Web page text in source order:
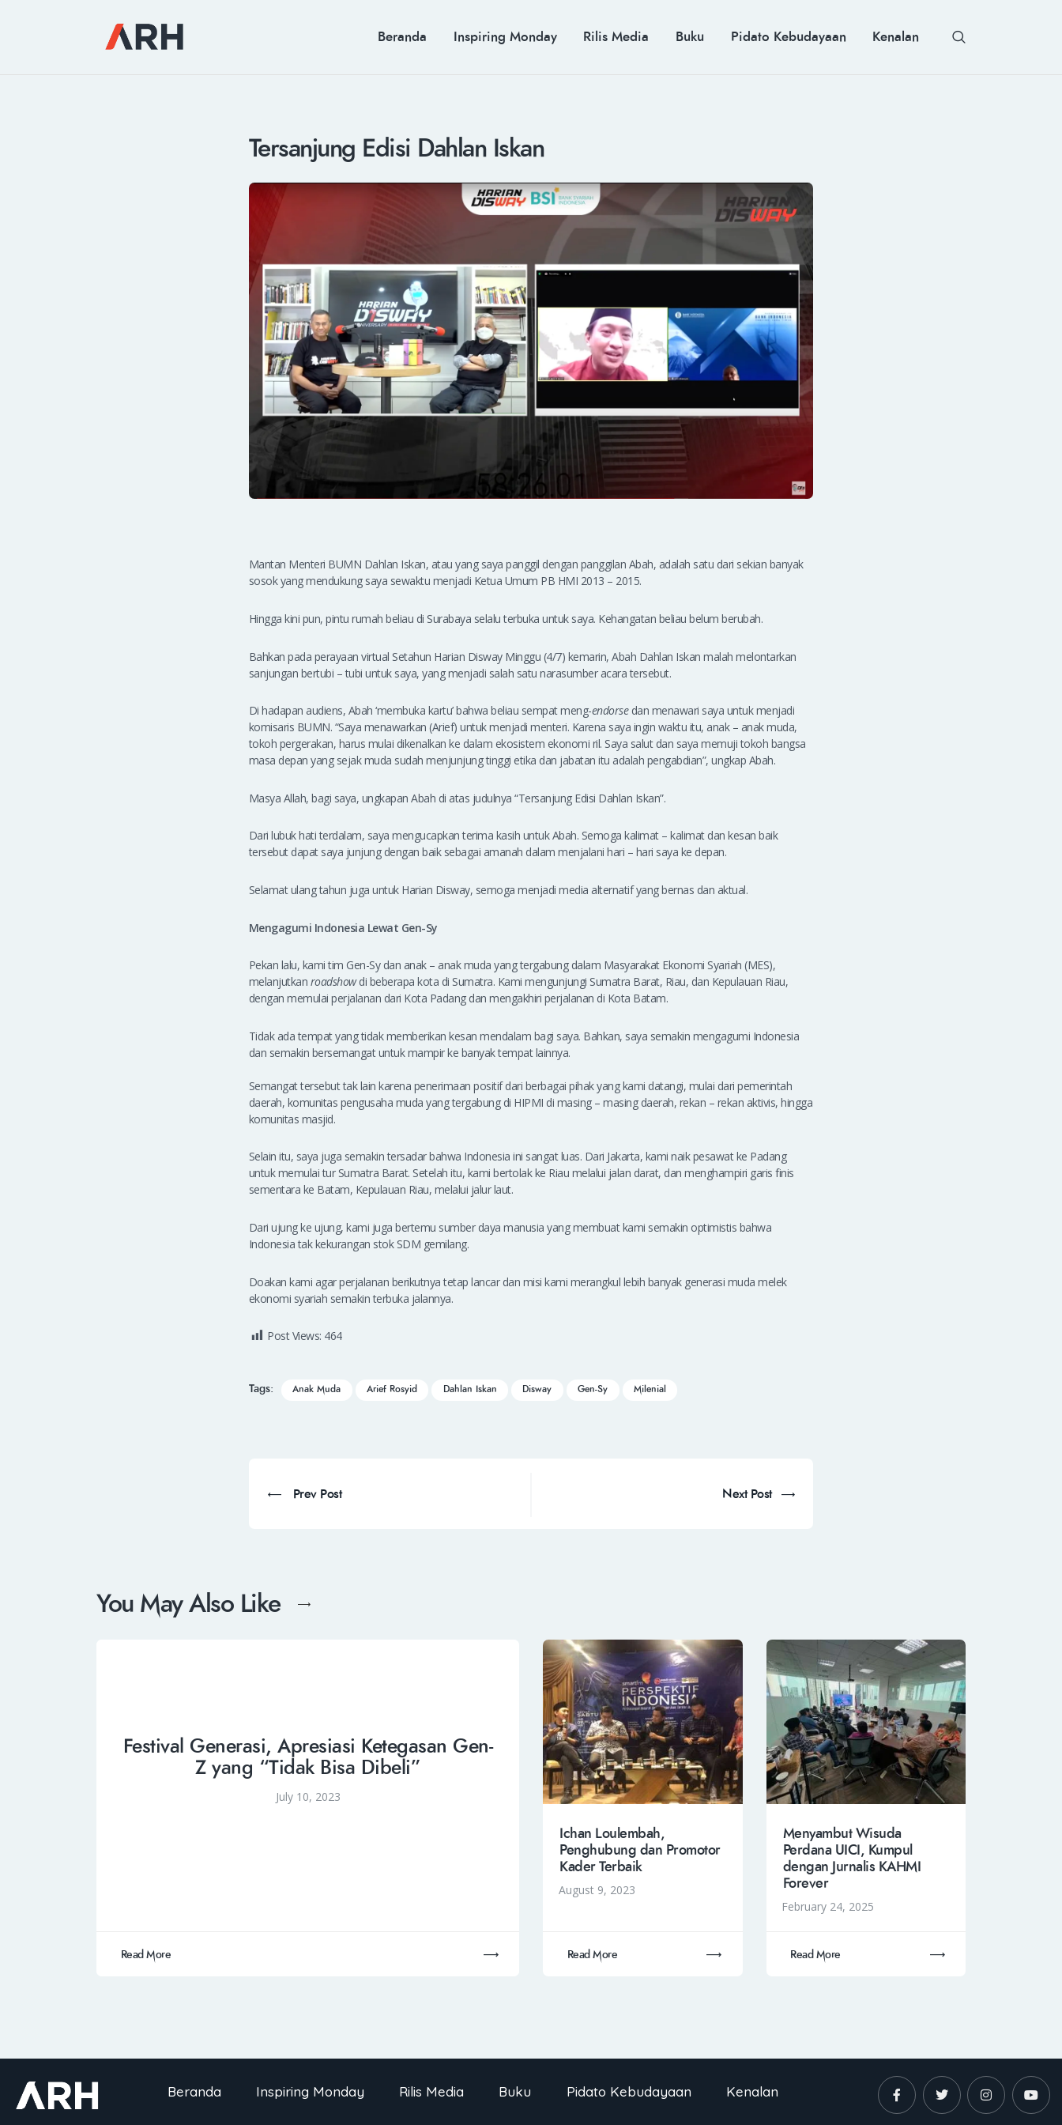
Beranda Inspiring Monday Rilis Media Buku Pidato Kebudayaan Kenalan
MUH. ARIEF ROSYID
RILIS MEDIA
Tersanjung Edisi Dahlan Iskan
Mantan Menteri BUMN Dahlan Iskan, atau yang saya panggil dengan panggilan Abah, adalah satu dari sekian banyak
sosok yang mendukung saya sewaktu menjadi Ketua Umum PB HMI 2013 – 2015.
Hingga kini pun, pintu rumah beliau di Surabaya selalu terbuka untuk saya. Kehangatan beliau belum berubah.
Bahkan pada perayaan virtual Setahun Harian Disway Minggu (4/7) kemarin, Abah Dahlan Iskan malah melontarkan
sanjungan bertubi – tubi untuk saya, yang menjadi salah satu narasumber acara tersebut.
Di hadapan audiens, Abah ‘membuka kartu’ bahwa beliau sempat meng-endorsedan menawari saya untuk menjadi
komisaris BUMN. “Saya menawarkan (Arief) untuk menjadi menteri. Karena saya ingin waktu itu, anak – anak muda,
tokoh pergerakan, harus mulai dikenalkan ke dalam ekosistem ekonomi ril. Saya salut dan saya memuji tokoh bangsa
masa depan yang sejak muda sudah menjunjung tinggi etika dan jabatan itu adalah pengabdian”, ungkap Abah.
Masya Allah, bagi saya, ungkapan Abah di atas judulnya “Tersanjung Edisi Dahlan Iskan”.
Dari lubuk hati terdalam, saya mengucapkan terima kasih untuk Abah. Semoga kalimat – kalimat dan kesan baik
tersebut dapat saya junjung dengan baik sebagai amanah dalam menjalani hari – hari saya ke depan.
Selamat ulang tahun juga untuk Harian Disway, semoga menjadi media alternatif yang bernas dan aktual.
Mengagumi Indonesia Lewat Gen-Sy
Pekan lalu, kami tim Gen-Sy dan anak – anak muda yang tergabung dalam Masyarakat Ekonomi Syariah (MES),
melanjutkan roadshowdi beberapa kota di Sumatra. Kami mengunjungi Sumatra Barat, Riau, dan Kepulauan Riau,
dengan memulai perjalanan dari Kota Padang dan mengakhiri perjalanan di Kota Batam.
Tidak ada tempat yang tidak memberikan kesan mendalam bagi saya. Bahkan, saya semakin mengagumi Indonesia
dan semakin bersemangat untuk mampir ke banyak tempat lainnya.
Semangat tersebut tak lain karena penerimaan positif dari berbagai pihak yang kami datangi, mulai dari pemerintah
daerah, komunitas pengusaha muda yang tergabung di HIPMI di masing – masing daerah, rekan – rekan aktivis, hingga
komunitas masjid.
Selain itu, saya juga semakin tersadar bahwa Indonesia ini sangat luas. Dari Jakarta, kami naik pesawat ke Padang
untuk memulai tur Sumatra Barat. Setelah itu, kami bertolak ke Riau melalui jalan darat, dan menghampiri garis finis
sementara ke Batam, Kepulauan Riau, melalui jalur laut.
Dari ujung ke ujung, kami juga bertemu sumber daya manusia yang membuat kami semakin optimistis bahwa
Indonesia tak kekurangan stok SDM gemilang.
Doakan kami agar perjalanan berikutnya tetap lancar dan misi kami merangkul lebih banyak generasi muda melek
ekonomi syariah semakin terbuka jalannya.
Post Views: 464
Tags: Anak Muda Arief Rosyid Dahlan Iskan Disway Gen-Sy Milenial
Prev Post Next Post
You May Also Like
Festival Generasi, Apresiasi Ketegasan Gen-
Z yang “Tidak Bisa Dibeli”
July 10, 2023
Read More
Ichan Loulembah,
Penghubung dan Promotor
Kader Terbaik
August 9, 2023
Read More
Menyambut Wisuda
Perdana UICI, Kumpul
dengan Jurnalis KAHMI
Forever
February 24, 2025
Read More
Beranda Inspiring Monday Rilis Media Buku Pidato Kebudayaan Kenalan